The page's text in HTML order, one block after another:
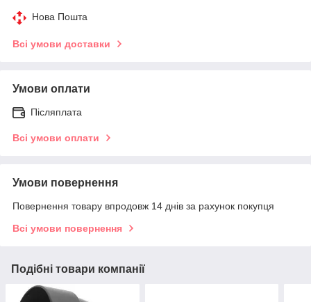
Нова Пошта
Всі умови доставки
Умови оплати
Післяплата
Всі умови оплати
Умови повернення
Повернення товару впродовж 14 днів за рахунок покупця
Всі умови повернення
Подібні товари компанії